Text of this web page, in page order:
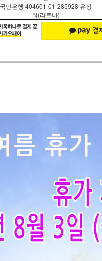
국민은행 404601-01-285928 유정
희(라트나)